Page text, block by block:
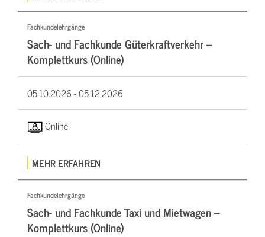
Fachkundelehrgänge
Sach- und Fachkunde Güterkraftverkehr –
Komplettkurs (Online)
05.10.2026 -05.12.2026
Online
MEHR ERFAHREN
Fachkundelehrgänge
Sach- und Fachkunde Taxi und Mietwagen –
Komplettkurs (Online)